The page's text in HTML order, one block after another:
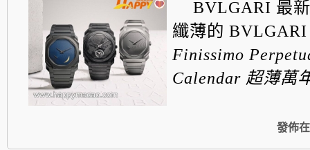
BVLGARI 最
纖薄的
Finissimo
Calendar 超薄萬
發佈在